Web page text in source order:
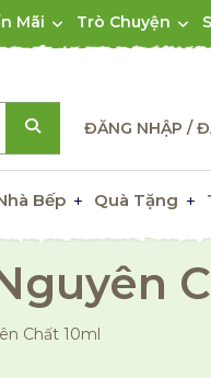
Mãi Trò Chuyện
ĐĂNG NHẬP /
Bếp Quà Tặng
Chất 10ml